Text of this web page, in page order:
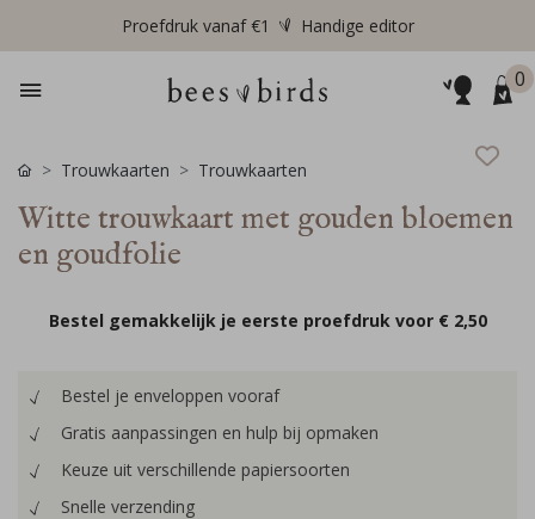
Proefdruk vanaf €1 Handige editor
0
Trouwkaarten Trouwkaarten
Witte trouwkaart met gouden bloemen
en goudfolie
Bestel gemakkelijk je eerste proefdruk voor € 2,50
Bestel je enveloppen vooraf
Gratis aanpassingen en hulp bij opmaken
Keuze uit verschillende papiersoorten
Snelle verzending